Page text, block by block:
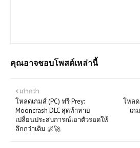
คุณอาจชอบโพสต์เหล่านี้
โหลด
เก
เก่ากว่า
โหลดเกมส์ (PC) ฟรี Prey:
Mooncrash DLC สุดท้าทาย
เปลี่ยนประสบการณ์เอาตัวรอดให้
ลึกกว่าเดิม 🌌🚀